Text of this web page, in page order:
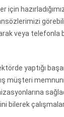
için
veya telefonla
yaptığı
müşteri
bilerek